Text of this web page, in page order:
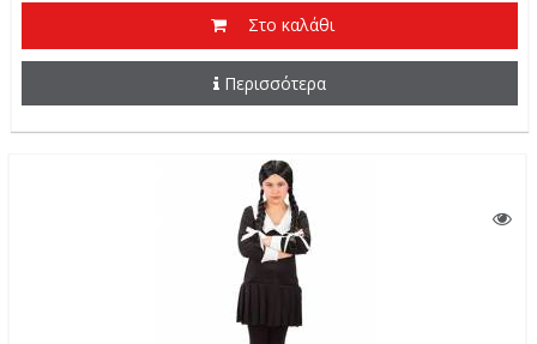
Στο καλάθι
Περισσότερα